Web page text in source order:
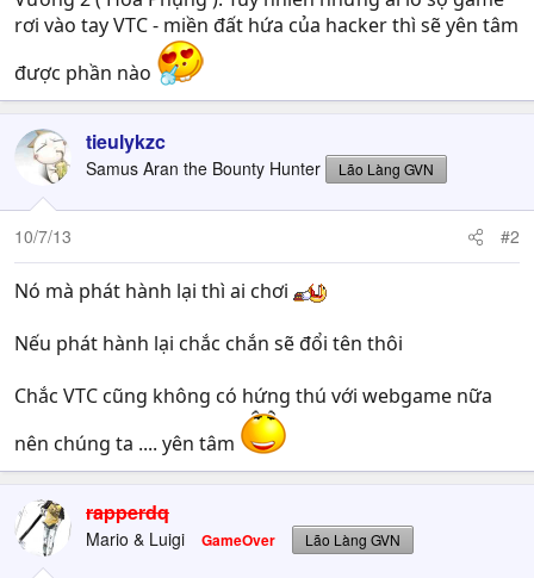
rơi vào tay VTC - miền đất hứa của hacker thì sẽ yên tâm
được phần nào
tieulykzc
Samus Aran the Bounty Hunter Lão Làng GVN
10/7/13 #2
Nó mà phát hành lại thì ai chơi
Nếu phát hành lại chắc chắn sẽ đổi tên thôi
Chắc VTC cũng không có hứng thú với webgame nữa
nên chúng ta .... yên tâm
rapperdq
Mario & Luigi GameOver Lão Làng GVN